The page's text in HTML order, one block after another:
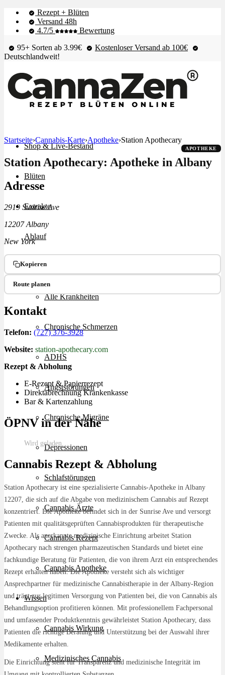
Rezept + Blüten
Versand 48h
4.7/5
Bewertung
95+ Sorten ab 3.99€
Kostenloser Versand ab 100€
Deutschlandweit!
Shop & Live-Bestand
Blüten
Extrakte
Ablauf
Therapien
Alle Krankheiten
Chronische Schmerzen
ADHS
Angststörungen
Chronische Migräne
Depressionen
Schlafstörungen
Cannabis Ärzte
Cannabis Rezept
Cannabis Apotheke
Wissen
Cannabis Wirkung
Medizinisches Cannabis
Startseite›Cannabis-Karte›Apotheke›Station Apothecary
APOTHEKE
Station Apothecary: Apotheke in Albany
Adresse
2919 Sunrise Ave
12207 Albany
New York
Kopieren
Route planen
Kontakt
Telefon: (727) 376-3928
Website: station-apothecary.com
Rezept & Abholung
E-Rezept & Papierrezept
Direktabrechnung Krankenkasse
Bar & Kartenzahlung
ÖPNV in der Nähe
Wird geladen…
Cannabis Rezept & Abholung
Station Apothecary ist eine spezialisierte Cannabis-Apotheke in Albany
12207, die sich auf die Abgabe von medizinischem Cannabis auf Rezept
konzentriert. Die Apotheke befindet sich in der Sunrise Ave und versorgt
Patienten mit qualitätsgeprüften Cannabisprodukten für therapeutische
Zwecke. Als anerkannte medizinische Einrichtung arbeitet Station
Apothecary nach strengen pharmazeutischen Standards und bietet eine
fachkundige Beratung für Patienten, die von ihrem Arzt ein entsprechendes
Rezept erhalten haben. Die Apotheke versteht sich als wichtiger
Ansprechpartner für medizinische Cannabistherapie in der Albany-Region
und trägt zur legitimen Versorgung von Patienten bei, die von Cannabis als
Behandlungsoption profitieren können. Mit professionellem Fachpersonal
und umfassender Produktkenntnis gewährleistet Station Apothecary, dass
Patienten die richtige Beratung und Unterstützung bei der Auswahl ihrer
Medikamente erhalten.
Die Einrichtung steht für Transparenz und medizinische Integrität im